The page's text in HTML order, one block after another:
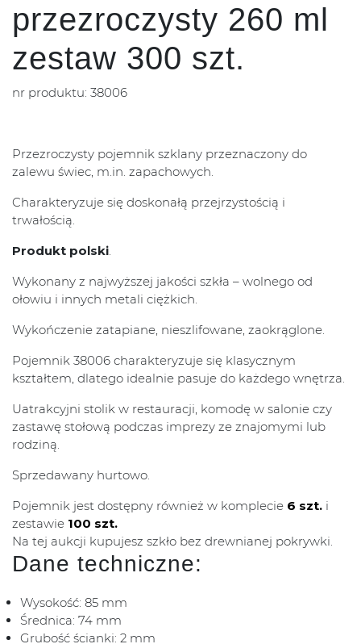
przezroczysty 260 ml
zestaw 300 szt.
nr produktu: 38006
Przezroczysty pojemnik szklany przeznaczony do
zalewu świec, m.in. zapachowych.
Charakteryzuje się doskonałą przejrzystością i
trwałością.
Produkt polski.
Wykonany z najwyższej jakości szkła – wolnego od
ołowiu i innych metali ciężkich.
Wykończenie zatapiane, nieszlifowane, zaokrąglone.
Pojemnik 38006 charakteryzuje się klasycznym
kształtem, dlatego idealnie pasuje do każdego wnętrza.
Uatrakcyjni stolik w restauracji, komodę w salonie czy
zastawę stołową podczas imprezy ze znajomymi lub
rodziną.
Sprzedawany hurtowo.
Pojemnik jest dostępny również w komplecie 6 szt. i
zestawie 100 szt.
Na tej aukcji kupujesz szkło bez drewnianej pokrywki.
Dane techniczne:
Wysokość: 85 mm
Średnica: 74 mm
Grubość ścianki: 2 mm